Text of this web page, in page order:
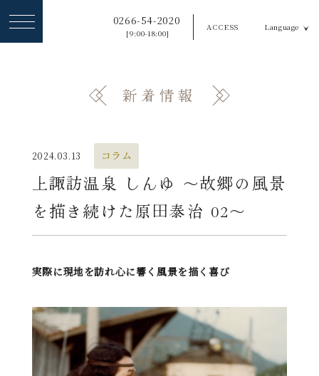
0266-54-2020
[9:00-18:00]
ACCESS Language
新着情報
上諏訪温泉 しんゆ 〜故郷の風景
を描き続けた原田泰治 02～
2024.03.13 コラム
実際に現地を訪れ心に響く風景を描く喜び